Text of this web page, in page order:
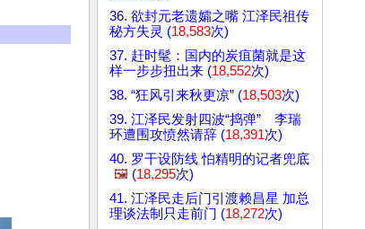
36. 欲封元老遗孀之嘴 江泽民祖传
秘方失灵 (18,583次)
37. 赶时髦：国内的炭疽菌就是这
样一步步扭出来 (18,552次)
38. “狂风引来秋更凉” (18,503次)
39. 江泽民发射四波“捣弹” 李瑞
环遭围攻愤然请辞 (18,391次)
40. 罗干设防线 怕精明的记者兜底
🖼️ (18,295次)
41. 江泽民走后门引渡赖昌星 加总
理谈法制只走前门 (18,272次)